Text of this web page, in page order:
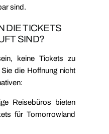
sind.
DIE TICKETS
SIND?
keine Tickets zu
die Hoffnung nicht
Reisebüros bieten
für Tomorrowland